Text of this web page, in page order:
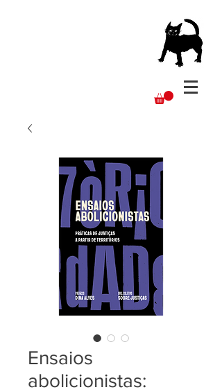
Ensaios
abolicionistas: